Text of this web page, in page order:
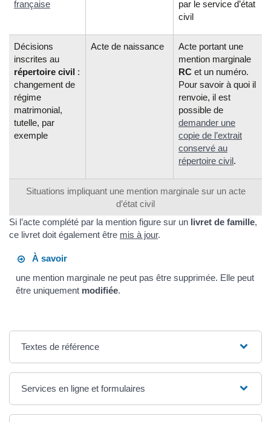
Situations impliquant une mention marginale sur un acte
d’état civil
française
par le service d’état
civil
Décisions
inscrites au
répertoire civil :
changement de
régime
matrimonial,
tutelle, par
exemple
Acte de naissance
Acte portant une
mention marginale
RC et un numéro.
Pour savoir à quoi il
renvoie, il est
possible de
demander une
copie de l’extrait
conservé au
répertoire civil.
Si l’acte complété par la mention figure sur un livret de famille,
ce livret doit également être mis à jour.
À savoir
une mention marginale ne peut pas être supprimée. Elle peut
être uniquement modifiée.
Textes de référence
Services en ligne et formulaires